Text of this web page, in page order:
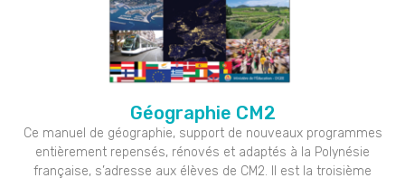
Géographie CM2
Ce manuel de géographie, support de nouveaux programmes
entièrement repensés, rénovés et adaptés à la Polynésie
française, s’adresse aux élèves de CM2. Il est la troisième